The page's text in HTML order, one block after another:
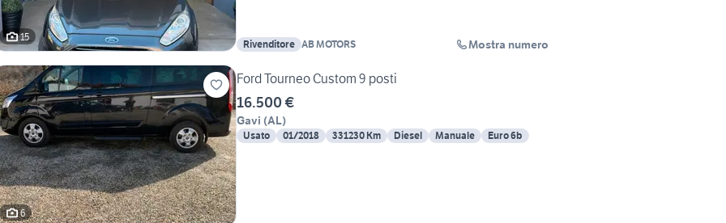
15
Rivenditore AB MOTORS Mostra numero
6
Ford Tourneo Custom 9 posti
16.500 €
Gavi (AL)
Usato 01/2018 331230 Km Diesel Manuale Euro 6b